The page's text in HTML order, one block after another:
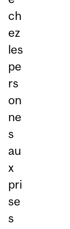
ch
ez
les
pe
rs
on
ne
s
au
x
pri
se
s